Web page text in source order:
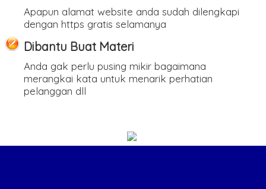
Apapun alamat website anda sudah dilengkapi
dengan https gratis selamanya
Dibantu Buat Materi
Anda gak perlu pusing mikir bagaimana
merangkai kata untuk menarik perhatian
pelanggan dll